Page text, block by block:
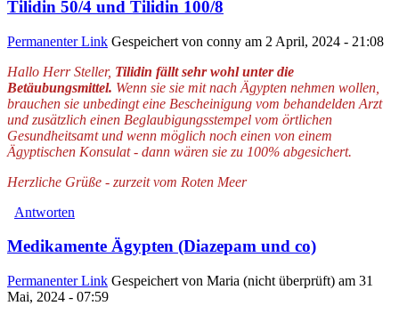
Tilidin 50/4 und Tilidin 100/8
Permanenter Link Gespeichert von conny am 2 April, 2024 - 21:08
Hallo Herr Steller, Tilidin fällt sehr wohl unter die
Betäubungsmittel. Wenn sie sie mit nach Ägypten nehmen wollen,
brauchen sie unbedingt eine Bescheinigung vom behandelden Arzt
und zusätzlich einen Beglaubigungsstempel vom örtlichen
Gesundheitsamt und wenn möglich noch einen von einem
Ägyptischen Konsulat - dann wären sie zu 100% abgesichert.
Herzliche Grüße - zurzeit vom Roten Meer
Antworten
Medikamente Ägypten (Diazepam und co)
Permanenter Link Gespeichert von Maria (nicht überprüft) am 31
Mai, 2024 - 07:59